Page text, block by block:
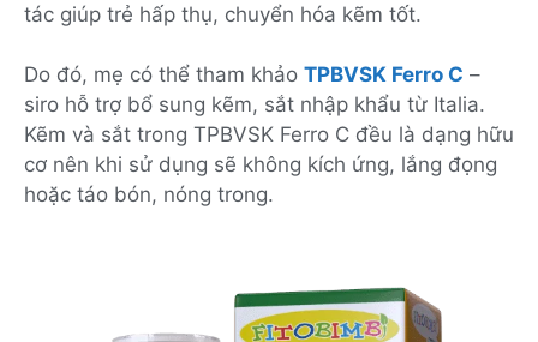
tác giúp trẻ hấp thụ, chuyển hóa kẽm tốt.
Do đó, mẹ có thể tham khảo TPBVSK Ferro C –
siro hỗ trợ bổ sung kẽm, sắt nhập khẩu từ Italia.
Kẽm và sắt trong TPBVSK Ferro C đều là dạng hữu
cơ nên khi sử dụng sẽ không kích ứng, lắng đọng
hoặc táo bón, nóng trong.